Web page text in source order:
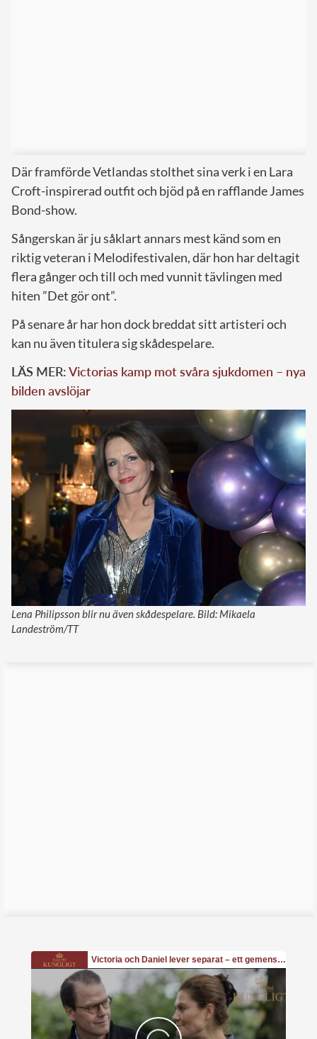
Där framförde Vetlandas stolthet sina verk i en Lara
Croft-inspirerad outfit och bjöd på en rafflande James
Bond-show.
Sångerskan är ju såklart annars mest känd som en
riktig veteran i Melodifestivalen, där hon har deltagit
flera gånger och till och med vunnit tävlingen med
hiten ”Det gör ont”.
På senare år har hon dock breddat sitt artisteri och
kan nu även titulera sig skådespelare.
LÄS MER:Victorias kamp mot svåra sjukdomen – nya
bilden avslöjar
Lena Philipsson blir nu även skådespelare. Bild: Mikaela
Landeström/TT